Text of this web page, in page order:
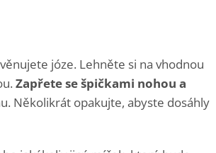
józe. Lehněte si na vhodnou
Zapřete se špičkami nohou a
Několikrát opakujte, abyste dosáhly